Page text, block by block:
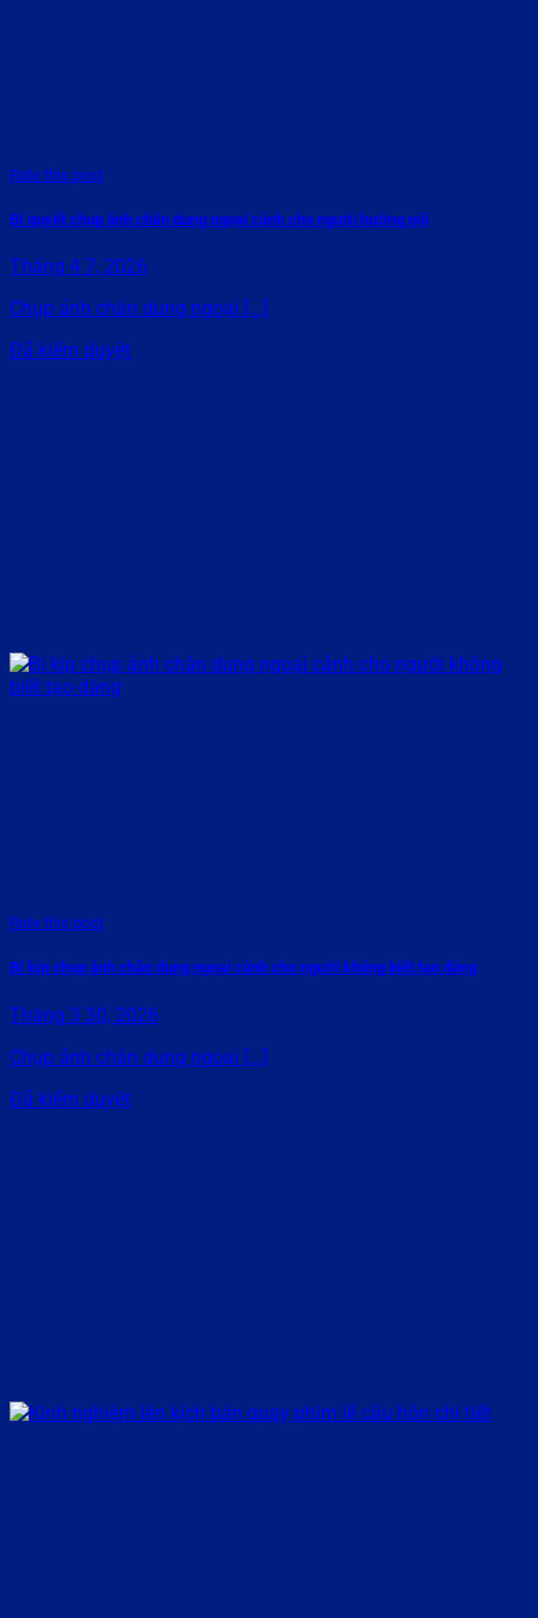
Rate this post
Bí quyết chụp ảnh chân dung ngoại cảnh cho người hướng nội
Tháng 4 7, 2026
Chụp ảnh chân dung ngoại [...]
Đã kiểm duyệt
Rate this post
Bí kíp chụp ảnh chân dung ngoại cảnh cho người không biết tạo dáng
Tháng 3 30, 2026
Chụp ảnh chân dung ngoại [...]
Đã kiểm duyệt